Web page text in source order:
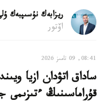
ريزابەك نۇسىپبەك
اۆتور
08:41, 09 تامىز 2026
ساداق اتۋدان ازيا
قۇراماسىنىڭ ءتىزىمى